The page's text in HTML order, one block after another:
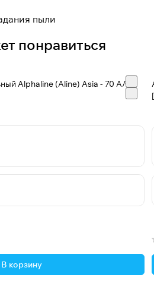
пыли
понравиться
Alphaline (Aline) Asia - 70 А/ч
В корзину